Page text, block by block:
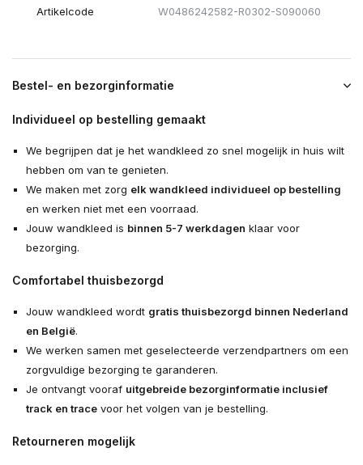
Artikelcode W0486242582-R0302-S090060
Bestel- en bezorginformatie
Individueel op bestelling gemaakt
We begrijpen dat je het wandkleed zo snel mogelijk in huis wilt
hebben om van te genieten.
We maken met zorg elk wandkleed individueel op bestelling
en werken niet met een voorraad.
Jouw wandkleed is binnen 5-7 werkdagen klaar voor
bezorging.
Comfortabel thuisbezorgd
Jouw wandkleed wordt gratis thuisbezorgd binnen Nederland
en België.
We werken samen met geselecteerde verzendpartners om een
zorgvuldige bezorging te garanderen.
Je ontvangt vooraf uitgebreide bezorginformatie inclusief
track en tracevoor het volgen van je bestelling.
Retourneren mogelijk